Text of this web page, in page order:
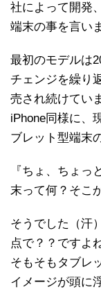
社によって開発
端末の事を言い
最初のモデルは
チェンジを繰り
売され続けてい
iPhone同様に、
ブレット型端末
『ちょ、ちょ
末って何？そこ
そうでした（汗
点で？？ですよね
そもそもタブレ
イメージが頭に